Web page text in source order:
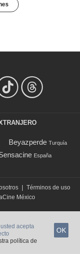
Beyazperde Turquía
España
| Términos de uso
México
acepta
política de
OK